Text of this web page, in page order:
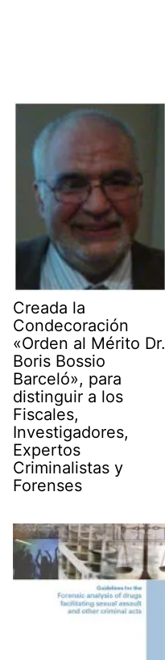
Creada la
Condecoración
«Orden al Mérito Dr.
Boris Bossio
Barceló», para
distinguir a los
Fiscales,
Investigadores,
Expertos
Criminalistas y
Forenses